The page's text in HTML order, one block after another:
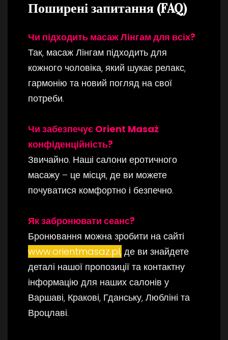
Поширені запитання (FAQ)
Чи підходить масаж Лінгам для всіх?
Так, масаж Лінгам підходить для
кожного чоловіка, який шукає релакс,
гармонію та новий погляд на свої
потреби.
Чи забезпечує Orient Masaż
конфіденційність?
Звичайно. Наші салони еротичного
масажу – це місця, де ви можете
почуватися комфортно і безпечно.
Як забронювати сеанс?
Бронювання можна зробити на сайті
www.orientmasaz.pl, де ви знайдете
деталі нашої пропозиції та контактну
інформацію для наших салонів у
Варшаві, Кракові, Гданську, Любліні та
Вроцлаві.